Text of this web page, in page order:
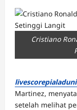
Cristiano
Martinez,
setelah melihat